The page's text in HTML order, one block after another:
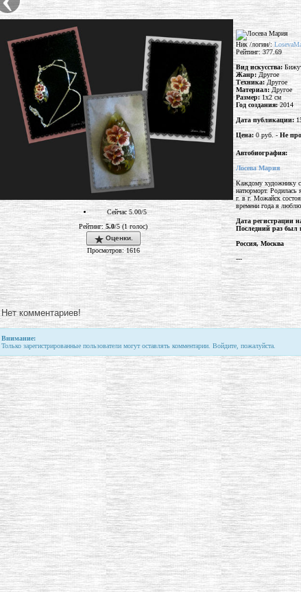
Сейчас 5.00/5
Рейтинг:5.0/5 (1 голос)
Оценки.
Просмотров: 1616
Ник /логин/:
Рейтинг: 377.69
Вид искусства:
Жанр: Другое
Техника:Другое
Материал:Другое
Размер: 1x2 см
Год создания:2014
Дата публикации:
Цена:0 руб. - Не
Автобиография:
Лосева Мария
Каждому художнику
натюрморт. Родилась
г. в г. Можайск
времени года я
Дата регистрации
Последний раз был
Россия, Москва
---
Нет комментариев!
Внимание:
Только зарегистрированные пользователи могут оставлять комментарии. Войдите, пожалуйста.